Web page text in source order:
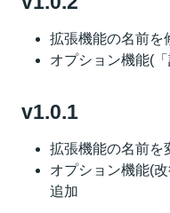
拡張機能の名前を
オプション機能(
v1.0.1
拡張機能の名前を
オプション機能(
追加